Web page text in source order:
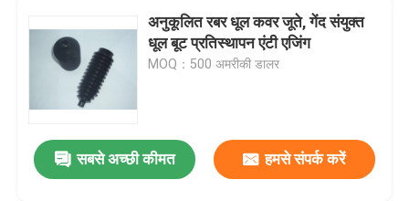
उत्पादों
हमारे बारे में
कारखाना भ्रमण
अनुकूलित रबर धूल कवर जूते, गेंद संयुक्त
धूल बूट प्रतिस्थापन एंटी एजिंग
MOQ：500 अमरीकी डालर
सबसे अच्छी कीमत हमसे संपर्क करें